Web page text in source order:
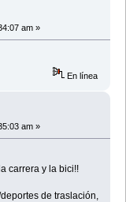
am »
En línea
am »
carrera y la bici!!
de traslación,